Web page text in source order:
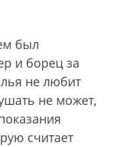
был
и борец за
не любит
не может,
считает